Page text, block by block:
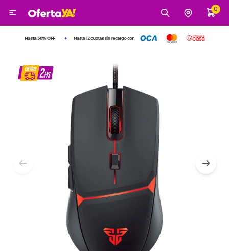
0
 MI CUENTA
Electro Belleza
Tv, Audio y Video
Tecnología
Gaming
Electrodomésticos